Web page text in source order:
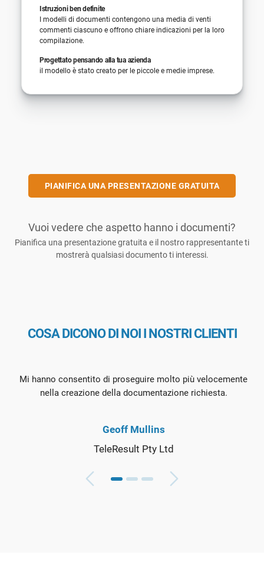
Istruzioni ben definite
I modelli di documenti contengono una media di venti
commenti ciascuno e offrono chiare indicazioni per la loro
compilazione.
Progettato pensando alla tua azienda
il modello è stato creato per le piccole e medie imprese.
PIANIFICA UNA PRESENTAZIONE GRATUITA
Vuoi vedere che aspetto hanno i documenti?
Pianifica una presentazione gratuita e il nostro rappresentante ti
mostrerà qualsiasi documento ti interessi.
COSA DICONO DI NOI I NOSTRI CLIENTI
Mi hanno consentito di proseguire molto più velocemente
nella creazione della documentazione richiesta.
Geoff Mullins
TeleResult Pty Ltd